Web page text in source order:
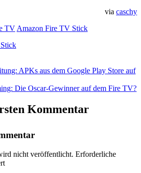
via caschy
TVAmazon Fire TV Stick
APKs aus dem Google Play Store auf
Die Oscar-Gewinner auf dem Fire TV?
Kommentar
nicht veröffentlicht. Erforderliche